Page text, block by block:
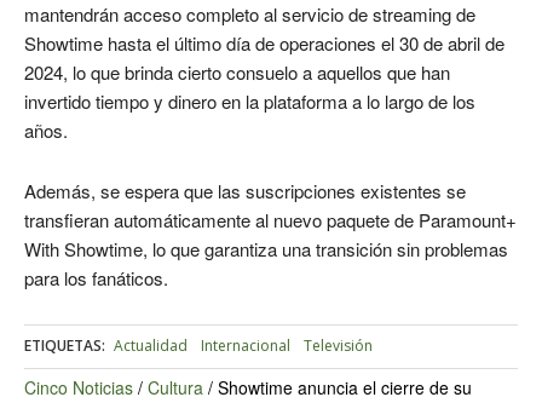
mantendrán acceso completo al servicio de streaming de
Showtime hasta el último día de operaciones el 30 de abril de
2024, lo que brinda cierto consuelo a aquellos que han
invertido tiempo y dinero en la plataforma a lo largo de los
años.
Además, se espera que las suscripciones existentes se
transfieran automáticamente al nuevo paquete de Paramount+
With Showtime, lo que garantiza una transición sin problemas
para los fanáticos.
ETIQUETAS: Actualidad Internacional Televisión
Cinco Noticias / Cultura / Showtime anuncia el cierre de su